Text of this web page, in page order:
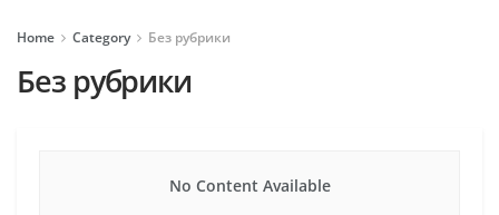
Home Category Без рубрики
Без рубрики
No Content Available